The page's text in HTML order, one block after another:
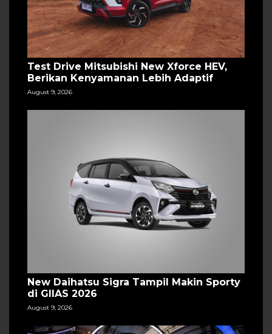
Test Drive Mitsubishi New Xforce HEV,
Berikan Kenyamanan Lebih Adaptif
August 9, 2026
New Daihatsu Sigra Tampil Makin Sporty
di GIIAS 2026
August 9, 2026